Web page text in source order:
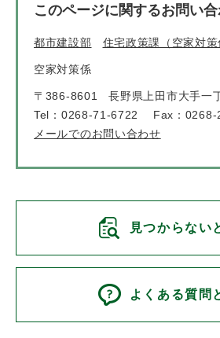
このページに関するお問い
都市建設部 住宅政策課（空家対策
空家対策係
〒386-8601
長野県上田市大手一
Tel：0268-71-6722
Fax：0268-
メールでのお問い合わせ
見つからない
よくある質問